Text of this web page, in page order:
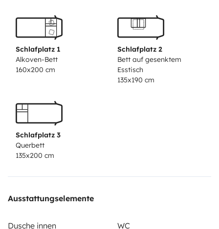
que evitan que entre la luz del sol y aisla parcialente
Ademas, la zona de mesa y sofas se puede
transformar en otra cama de matrimonio de forma
muy sencilla.
Son tres ambientes con mucha amplitud. La zona de
mesa y sofas es muy comoda para hasta 6 personas.
Ademas, los asientos estan tapizados en piel de color
crema, lo que hace la autocaravana mucho mas
moderna.
mosquiteras o se pueden cerrar de modo que no entre
La puerta principal tambien dispone de mosquitera.
Schlafplatz 1
Alkoven-Bett
160x200 cm
Schlafplatz 2
Bett auf gesenktem
Esstisch
135x190 cm
Schlafplatz 3
Querbett
135x200 cm
Ausstattungselemente
Dusche innen WC